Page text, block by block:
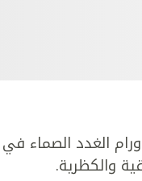
الغدد الصماء
والكظرية.